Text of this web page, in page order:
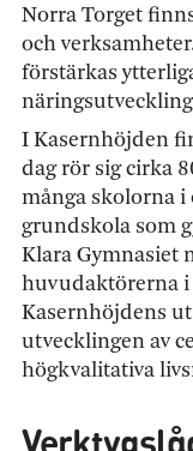
Norra Torget
och
förstärkas
I Kasernhöjden
dag rör sig cirka
många skolorna i
grundskola som
Klara Gymnasiet
huvudaktörerna i
Kasernhöjdens
utvecklingen av
högkvalitativa